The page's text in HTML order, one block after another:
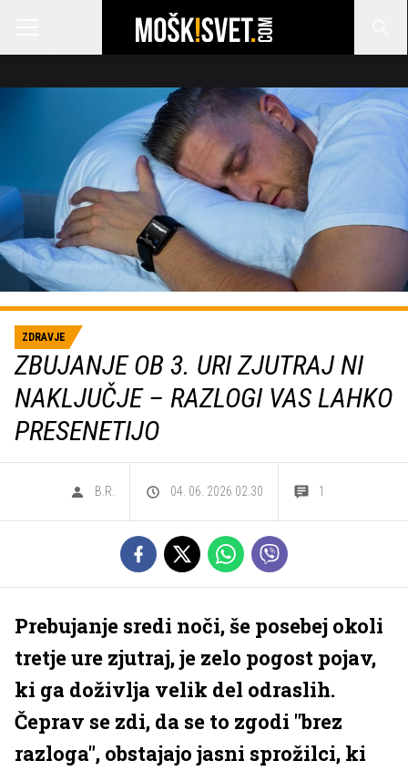
ZDRAVJE
ZBUJANJE OB 3. URI ZJUTRAJ NI
NAKLJUČJE – RAZLOGI VAS LAHKO
PRESENETIJO
B.R. 04. 06. 2026 02.30 1
Prebujanje sredi noči, še posebej okoli
tretje ure zjutraj, je zelo pogost pojav,
ki ga doživlja velik del odraslih.
Čeprav se zdi, da se to zgodi "brez
razloga", obstajajo jasni sprožilci, ki